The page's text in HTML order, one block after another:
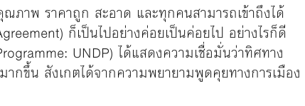
ภาพ ราคาถูก สะอาด และทุกคนสามารถเข้าถึงได้
ก็เป็นไปอย่างค่อยเป็นค่อยไป อย่างไรก็ดี
UNDP) ได้แสดงความเชื่อมั่นว่าทิศทาง
กขึ้น สังเกตได้จากความพยายามพูดคุยทางการเมือง